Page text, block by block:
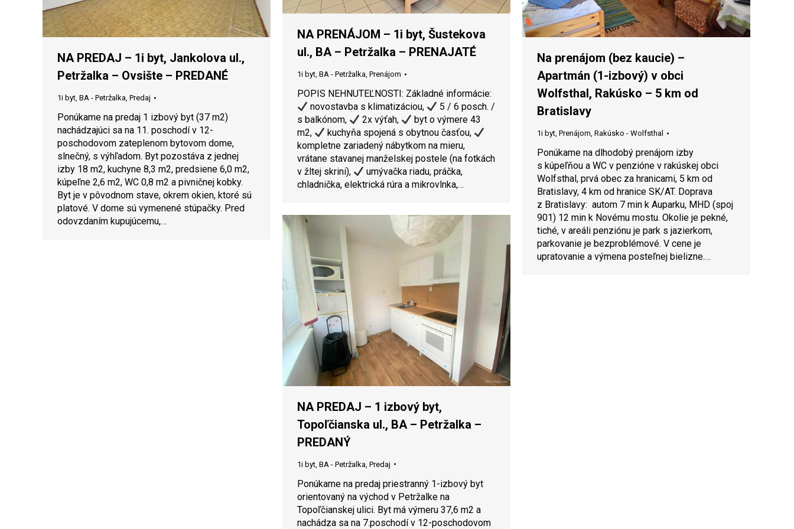
NA PREDAJ – 1i byt, Jankolova ul.,
Petržalka – Ovsište – PREDANÉ
1i byt, BA - Petržalka, Predaj
Ponúkame na predaj 1 izbový byt (37 m2)
nachádzajúci sa na 11. poschodí v 12-
poschodovom zateplenom bytovom dome,
slnečný, s výhľadom. Byt pozostáva z jednej
izby 18 m2, kuchyne 8,3 m2, predsiene 6,0 m2,
kúpeľne 2,6 m2, WC 0,8 m2 a pivničnej kobky.
Byt je v pôvodnom stave, okrem okien, ktoré sú
platové. V dome sú vymenené stúpačky. Pred
odovzdaním kupujúcemu,…
NA PRENÁJOM – 1i byt, Šustekova
ul., BA – Petržalka – PRENAJATÉ
1i byt, BA - Petržalka, Prenájom
POPIS NEHNUTEĽNOSTI: Základné informácie:
novostavba s klimatizáciou,
5 / 6 posch. /
s balkónom,
2x výťah,
byt o výmere 43
m2,
kuchyňa spojená s obytnou časťou,
kompletne zariadený nábytkom na mieru,
vrátane stavanej manželskej postele (na fotkách
v žltej skrini),
umývačka riadu, práčka,
chladnička, elektrická rúra a mikrovlnka,…
Na prenájom (bez kaucie) –
Apartmán (1-izbový) v obci
Wolfsthal, Rakúsko – 5 km od
Bratislavy
1i byt, Prenájom, Rakúsko - Wolfsthal
Ponúkame na dlhodobý prenájom izby
s kúpeľňou a WC v penzióne v rakúskej obci
Wolfsthal, prvá obec za hranicami, 5 km od
Bratislavy, 4 km od hranice SK/AT. Doprava
z Bratislavy: autom 7 min k Auparku, MHD (spoj
901) 12 min k Novému mostu. Okolie je pekné,
tiché, v areáli penziónu je park s jazierkom,
parkovanie je bezproblémové. V cene je
upratovanie a výmena posteľnej bielizne.…
NA PREDAJ – 1 izbový byt,
Topoľčianska ul., BA – Petržalka –
PREDANÝ
1i byt BA - Petržalka Predaj
Ponúkame na predaj priestranný 1-izbový byt
orientovaný na východ v Petržalke na
Topoľčianskej ulici. Byt má výmeru 37,6 m2 a
nachádza sa na 7.poschodí v 12-poschodovom